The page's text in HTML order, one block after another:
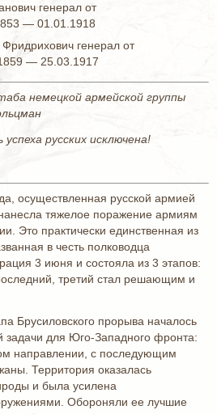
генерал от
— 01.01.1918
генерал от
— 25.03.1917
немецкой армейской группы
русских исключена!
осуществленная русской армией
тяжелое поражение армиям
Это практически единственная из
в честь полководца
3 июня и состояла из 3 этапов:
третий стал решающим и
Брусиловского прорыва началось
задачи для Юго-Западного фронта:
направлении, с последующим
Территория оказалась
и была усилена
Обороняли ее лучшие